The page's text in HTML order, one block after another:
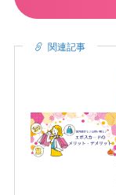
関連記事